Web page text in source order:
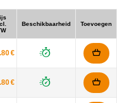
Beschikbaarheid Toevoegen
€
€